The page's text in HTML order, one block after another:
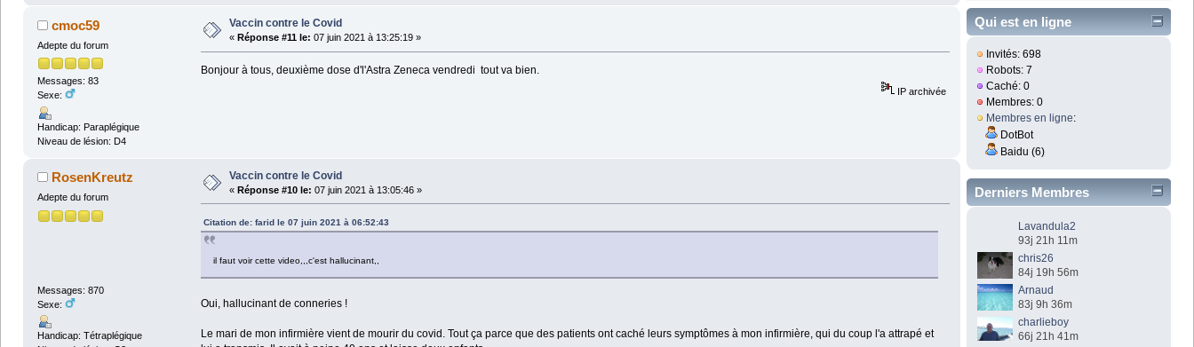
cmoc59
Adepte du forum
Messages: 83
Sexe:
Handicap: Paraplégique
Niveau de lésion: D4
Vaccin contre le Covid
« Réponse #11 le: 07 juin 2021 à 13:25:19 »
Bonjour à tous, deuxième dose d'l'Astra Zeneca vendredi tout va bien.
IP archivée
RosenKreutz
Adepte du forum
Messages: 870
Sexe:
Handicap: Tétraplégique
Vaccin contre le Covid
« Réponse #10 le: 07 juin 2021 à 13:05:46 »
Citation de: farid le 07 juin 2021 à 06:52:43
il faut voir cette video,,,c'est hallucinant,,
Oui, hallucinant de conneries !
Le mari de mon infirmière vient de mourir du covid. Tout ça parce que des patients ont caché leurs symptômes à mon infirmière, qui du coup l'a attrapé et
Qui est en ligne
Invités: 698
Robots: 7
Caché: 0
Membres: 0
Membres en ligne:
DotBot
Baidu (6)
Derniers Membres
Lavandula2
93j 21h 11m
chris26
84j 19h 56m
Arnaud
83j 9h 36m
charlieboy
66j 21h 41m